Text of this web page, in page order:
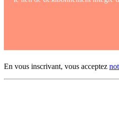
En vous inscrivant, vous acceptez